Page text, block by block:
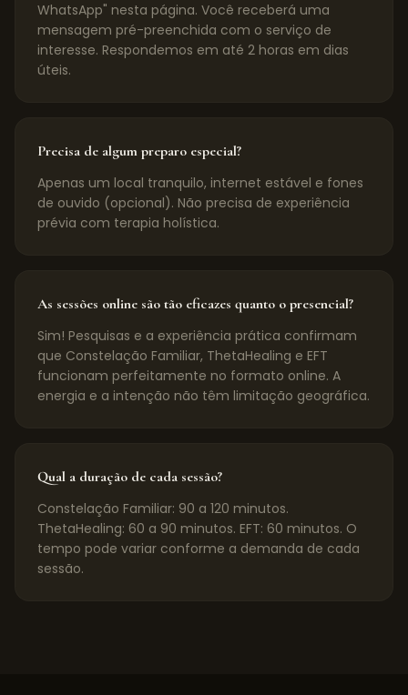
WhatsApp" nesta página. Você receberá uma
mensagem pré-preenchida com o serviço de
interesse. Respondemos em até 2 horas em dias
úteis.
Precisa de algum preparo especial?
Apenas um local tranquilo, internet estável e fones
de ouvido (opcional). Não precisa de experiência
prévia com terapia holística.
As sessões online são tão eficazes quanto o presencial?
Sim! Pesquisas e a experiência prática confirmam
que Constelação Familiar, ThetaHealing e EFT
funcionam perfeitamente no formato online. A
energia e a intenção não têm limitação geográfica.
Qual a duração de cada sessão?
Constelação Familiar: 90 a 120 minutos.
ThetaHealing: 60 a 90 minutos. EFT: 60 minutos. O
tempo pode variar conforme a demanda de cada
sessão.